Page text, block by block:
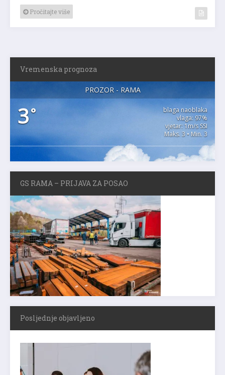
Pročitajte više
Vremenska prognoza
PROZOR - RAMA
3°
blaga naoblaka
vlaga: 97%
vjetar: 1m/s SSI
Maks. 3 • Min. 3
GS RAMA – PRIJAVA ZA POSAO
Posljednje objavljeno